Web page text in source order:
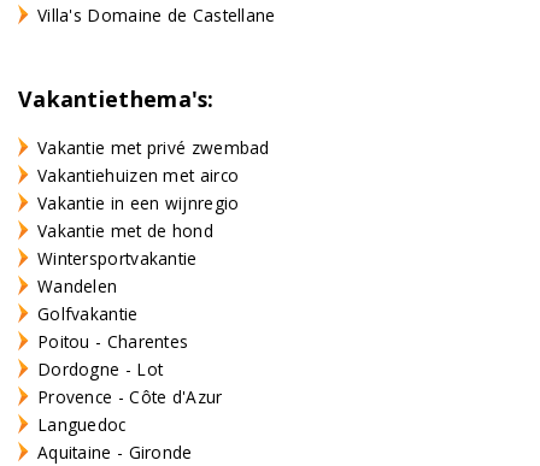
Villa's Domaine de Castellane
Vakantiethema's:
Vakantie met privé zwembad
Vakantiehuizen met airco
Vakantie in een wijnregio
Vakantie met de hond
Wintersportvakantie
Wandelen
Golfvakantie
Poitou - Charentes
Dordogne - Lot
Provence - Côte d'Azur
Languedoc
Aquitaine - Gironde